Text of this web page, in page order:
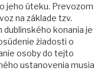
jeho úteku. Prevozom
na základe tzv.
dublinského konania je
žiadosti o
osoby do tejto
ustanovenia musia